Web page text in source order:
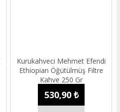
Kurukahveci Mehmet Efendi
Ethiopian Öğütülmüş Filtre
Kahve 250 Gr
530,90 ₺